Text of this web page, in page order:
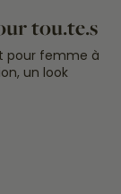
tou.te.s
pour femme à
un look